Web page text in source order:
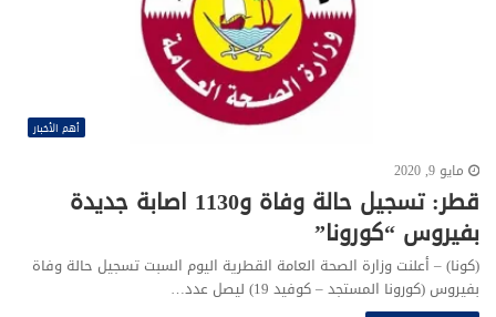
أهم الأخبار
مايو 9, 2020
قطر: تسجيل حالة وفاة و1130 اصابة جديدة
بفيروس “كورونا”
(كونا) – أعلنت وزارة الصحة العامة القطرية اليوم السبت تسجيل حالة وفاة
بفيروس (كورونا المستجد – كوفيد 19) ليصل عدد…